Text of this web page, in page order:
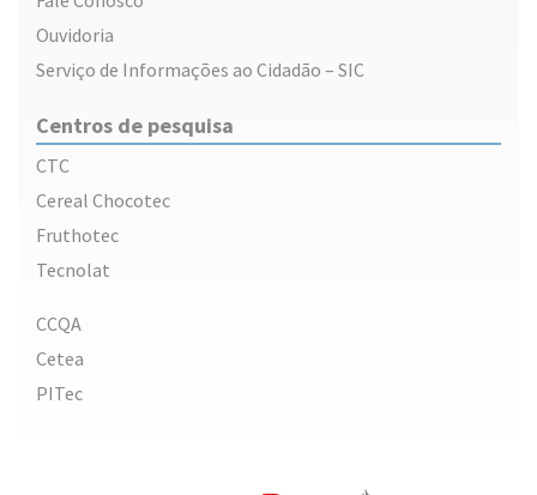
Ouvidoria
Serviço de Informações ao Cidadão – SIC
Centros de pesquisa
CTC
Cereal Chocotec
Fruthotec
Tecnolat
CCQA
Cetea
PITec